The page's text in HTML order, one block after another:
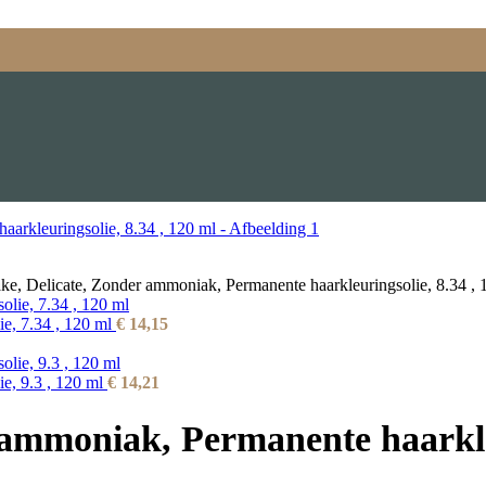
Delicate, Zonder ammoniak, Permanente haarkleuringsolie, 8.34 ,
7.34 , 120 ml € 14,15
9.3 , 120 ml € 14,21
Permanente